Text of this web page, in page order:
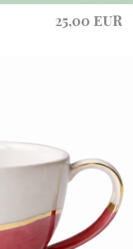
25,00 EUR